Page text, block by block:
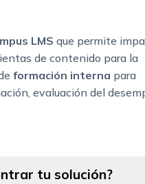
LMS que permite
de contenido para la
formación interna para
evaluación del
tu solución?